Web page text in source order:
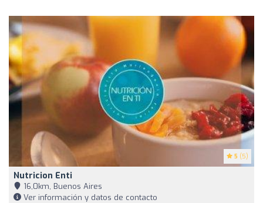
5 (5)
Nutricion Enti
16,0km, Buenos Aires
Ver información y datos de contacto